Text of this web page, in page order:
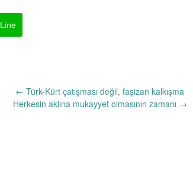
Line
← Türk-Kürt çatışması değil, faşizan kalkışma
Herkesin aklına mukayyet olmasının zamanı →